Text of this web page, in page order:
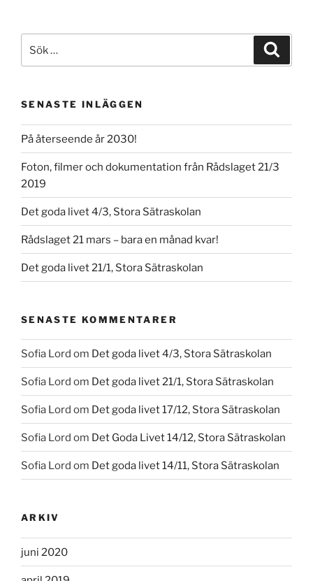
efter:
SENASTE INLÄGGEN
På återseende år 2030!
Foton, filmer och dokumentation från Rådslaget 21/3
2019
Det goda livet 4/3, Stora Sätraskolan
Rådslaget 21 mars – bara en månad kvar!
Det goda livet 21/1, Stora Sätraskolan
SENASTE KOMMENTARER
Sofia Lord om Det goda livet 4/3, Stora Sätraskolan
Sofia Lord om Det goda livet 21/1, Stora Sätraskolan
Sofia Lord om Det goda livet 17/12, Stora Sätraskolan
Sofia Lord om Det Goda Livet 14/12, Stora Sätraskolan
Sofia Lord om Det goda livet 14/11, Stora Sätraskolan
ARKIV
juni 2020